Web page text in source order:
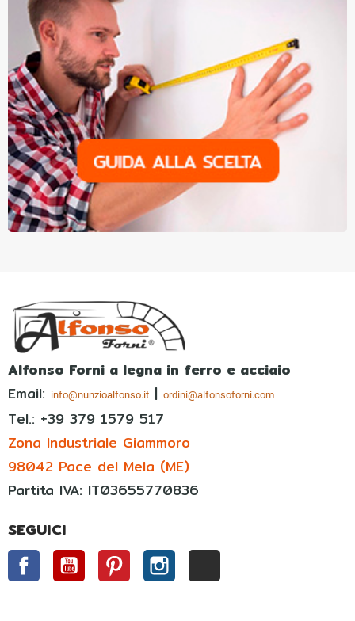
Alfonso Forni a legna in ferro e acciaio
Email: info@nunzioalfonso.it | ordini@alfonsoforni.com
Tel.: +39 379 1579 517
Zona Industriale Giammoro
98042 Pace del Mela (ME)
Partita IVA: IT03655770836
SEGUICI
FacebookYouTube PinterestInstagram